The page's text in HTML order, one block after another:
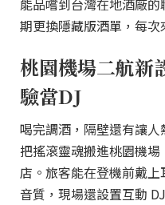
能品嚐到台灣在地酒廠
期更換隱藏版酒單，每次
桃園機場二航新
驗當DJ
喝完調酒，隔壁還有讓
把搖滾靈魂搬進桃園機
店。旅客能在登機前戴
音質，現場還設置互動